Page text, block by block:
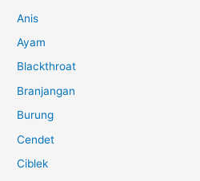
Anis
Ayam
Blackthroat
Branjangan
Burung
Cendet
Ciblek